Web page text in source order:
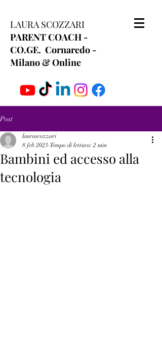
LAURA SCOZZARI
PARENT COACH -
CO.GE. Cornaredo -
Milano & Online
Post
Bambini ed accesso alla
tecnologia
laurascozzari
8 feb 2023 Tempo di lettura: 2 min